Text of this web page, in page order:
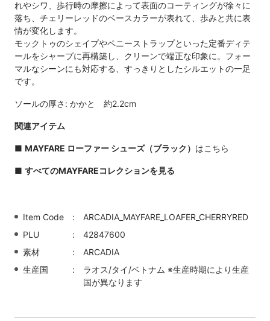
れやシワ、歩行時の摩擦によって表面のコーティングが徐々に
落ち、チェリーレッドのベースカラーが表れて、歩みと共に表
情が変化します。
モックトゥのシェイプやペニーストラップといった定番ディテ
ールをシャープに再構築し、クリーンで端正な印象に。フォー
マルなシーンにも対応する、すっきりとしたシルエットの一足
です。
ソールの厚さ: かかと 約2.2cm
関連アイテム
■ MAYFARE ローファー シューズ（ブラック） はこちら
■ すべてのMAYFAREコレクションを見る
Item Code
ARCADIA_MAYFARE_LOAFER_CHERRYRED
PLU
42847600
素材
ARCADIA
生産国
ラオス/タイ/ベトナム ※生産時期により生産
国が異なります